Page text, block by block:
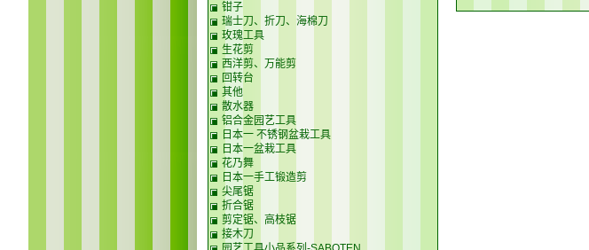
钳子
瑞士刀、折刀、海棉刀
玫瑰工具
生花剪
西洋剪、万能剪
回转台
其他
散水器
铝合金园艺工具
日本一 不锈钢盆栽工具
日本一盆栽工具
花乃舞
日本一手工锻造剪
尖尾锯
折合锯
剪定锯、高枝锯
接木刀